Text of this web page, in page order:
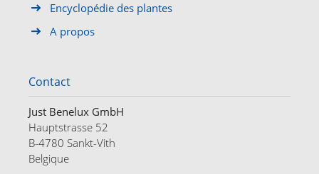
Encyclopédie des plantes
A propos
Contact
Just Benelux GmbH
Hauptstrasse 52
B-4780 Sankt-Vith
Belgique